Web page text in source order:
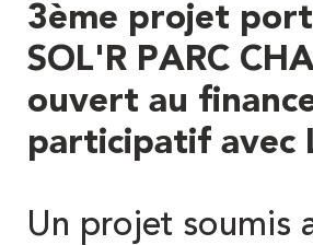
3ème projet
SOL'R PARC
ouvert au
participatif avec
Un projet soumis